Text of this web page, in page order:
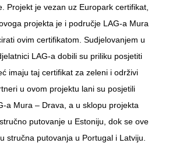
Projekt je vezan uz Europark certifikat,
projekta je i područje LAG-a Mura
ovim certifikatom. Sudjelovanjem u
LAG-a dobili su priliku posjetiti
imaju taj certifikat za zeleni i održivi
u ovom projektu lani su posjetili
a Mura – Drava, a u sklopu projekta
putovanje u Estoniju, dok se ove
stručna putovanja u Portugal i Latviju.